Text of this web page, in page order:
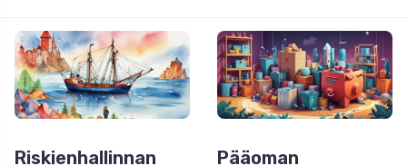
Riskienhallinnan
Pääoman